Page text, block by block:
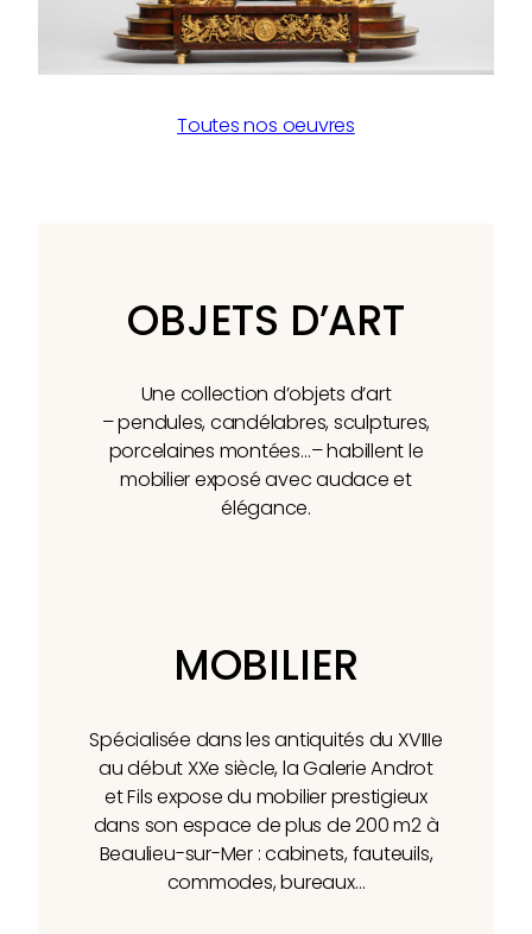
Toutes nos oeuvres
OBJETS D’ART
Une collection d’objets d’art
– pendules, candélabres, sculptures,
porcelaines montées…– habillent le
mobilier exposé avec audace et
élégance.
MOBILIER
Spécialisée dans les antiquités du XVIIIe
au début XXe siècle, la Galerie Androt
et Fils expose du mobilier prestigieux
dans son espace de plus de 200 m2 à
Beaulieu-sur-Mer : cabinets, fauteuils,
commodes, bureaux…